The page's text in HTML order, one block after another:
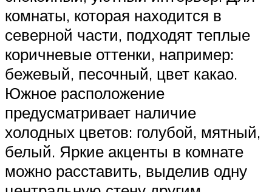
комнаты, которая находится в
северной части, подходят теплые
коричневые оттенки, например:
бежевый, песочный, цвет какао.
Южное расположение
предусматривает наличие
холодных цветов: голубой, мятный,
белый. Яркие акценты в комнате
можно расставить, выделив одну